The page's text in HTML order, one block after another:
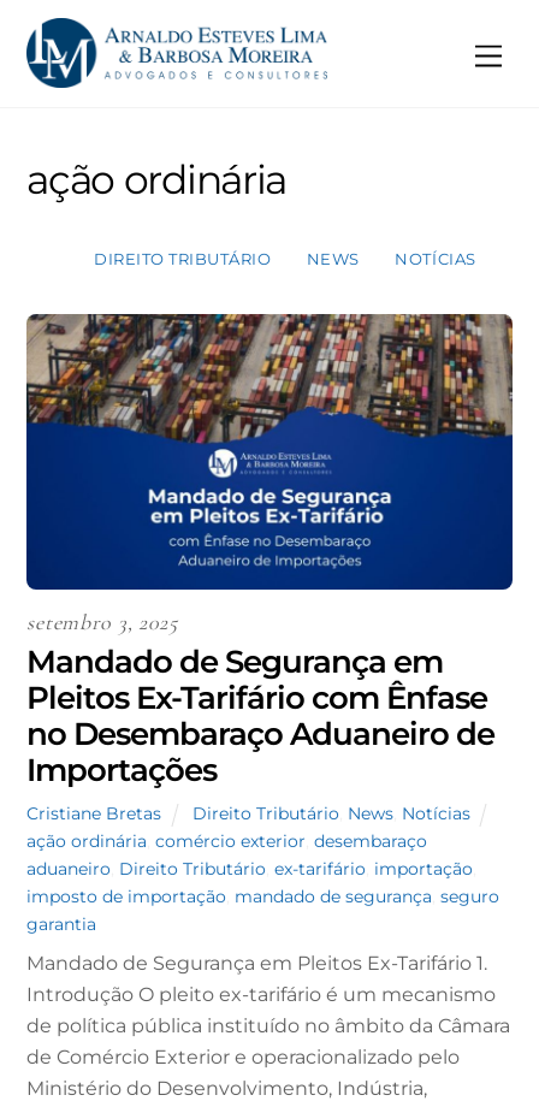
content
ação ordinária
DIREITO TRIBUTÁRIO NEWS NOTÍCIAS
setembro 3, 2025
Mandado de Segurança em
Pleitos Ex-Tarifário com Ênfase
no Desembaraço Aduaneiro de
Importações
Cristiane Bretas Direito Tributário, News, Notícias
ação ordinária ,comércio exterior ,desembaraço
aduaneiro Direito Tributário ,ex-tarifário importação
imposto de importação mandado de segurança ,seguro
garantia
Mandado de Segurança em Pleitos Ex-Tarifário 1.
Introdução O pleito ex-tarifário é um mecanismo
de política pública instituído no âmbito da Câmara
de Comércio Exterior e operacionalizado pelo
Ministério do Desenvolvimento, Indústria,